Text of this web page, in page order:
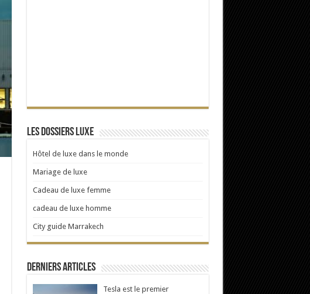
Les dossiers Luxe
Hôtel de luxe dans le monde
Mariage de luxe
Cadeau de luxe femme
cadeau de luxe homme
City guide Marrakech
Derniers articles
Tesla est le premier